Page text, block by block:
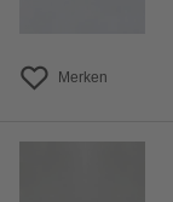
Merken